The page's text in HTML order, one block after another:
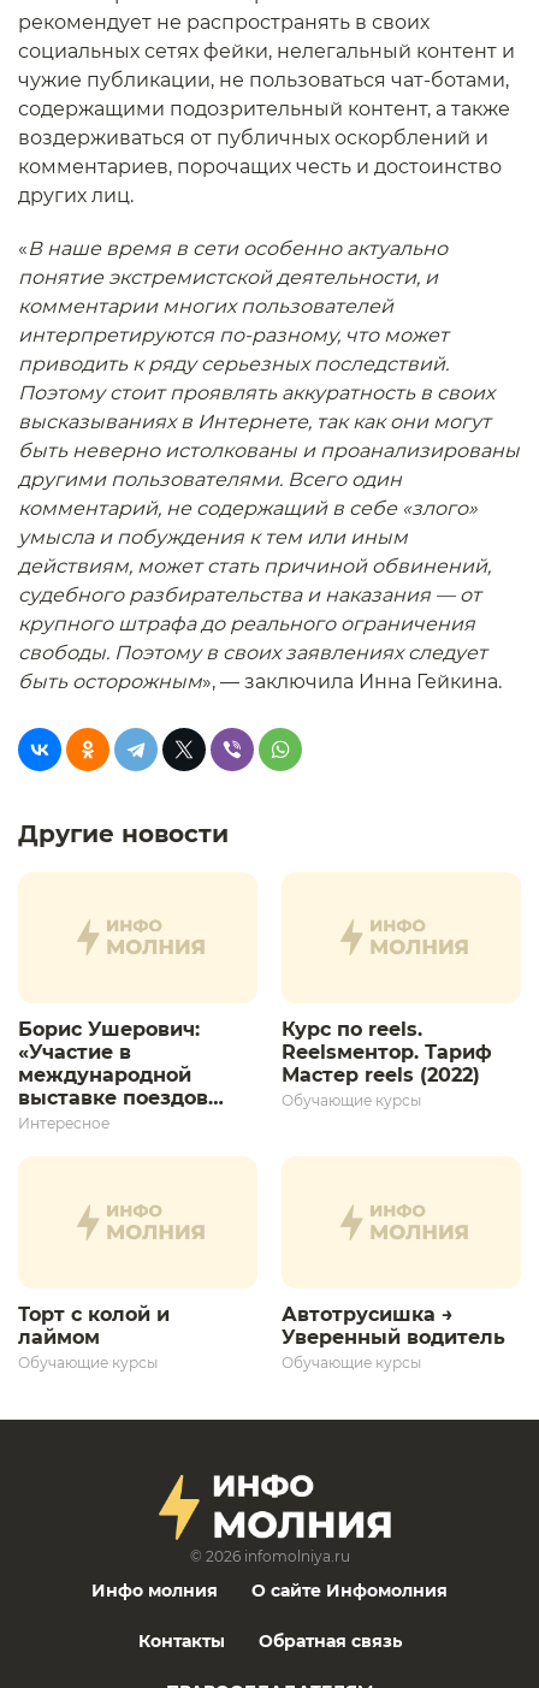
рекомендует не распространять в своих
социальных сетях фейки, нелегальный контент и
чужие публикации, не пользоваться чат-ботами,
содержащими подозрительный контент, а также
воздерживаться от публичных оскорблений и
комментариев, порочащих честь и достоинство
других лиц.
«В наше время в сети особенно актуально
понятие экстремистской деятельности, и
комментарии многих пользователей
интерпретируются по-разному, что может
приводить к ряду серьезных последствий.
Поэтому стоит проявлять аккуратность в своих
высказываниях в Интернете, так как они могут
быть неверно истолкованы и проанализированы
другими пользователями. Всего один
комментарий, не содержащий в себе «злого»
умысла и побуждения к тем или иным
действиям, может стать причиной обвинений,
судебного разбирательства и наказания — от
крупного штрафа до реального ограничения
свободы. Поэтому в своих заявлениях следует
быть осторожным», — заключила Инна Гейкина.
Другие новости
Борис Ушерович:
«Участие в
международной
выставке поездов
дает толчок для
развития»
Интересное
Курс по reels.
Reelsментор. Тариф
Мастер reels (2022)
Обучающие курсы
Торт с колой и
лаймом
Обучающие курсы
Автотрусишка →
Уверенный водитель​
Обучающие курсы
© 2026 infomolniya.ru
Инфо молния О сайте Инфомолния
Контакты Обратная связь